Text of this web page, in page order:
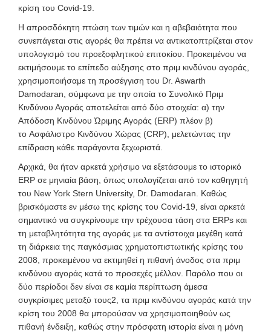
κρίση του Covid-19.
Η απροσδόκητη πτώση των τιμών και η αβεβαιότητα που
συνεπάγεται στις αγορές θα πρέπει να αντικατοπτρίζεται στον
υπολογισμό του προεξοφλητικού επιτοκίου. Προκειμένου να
εκτιμήσουμε το επίπεδο αύξησης στο πριμ κινδύνου αγοράς,
χρησιμοποιήσαμε τη προσέγγιση του Dr. Aswarth
Damodaran, σύμφωνα με την οποία το Συνολικό Πριμ
Κινδύνου Αγοράς αποτελείται από δύο στοιχεία: α) την
Απόδοση Κινδύνου Ώριμης Αγοράς (ERP) πλέον β)
το Ασφάλιστρο Κινδύνου Χώρας (CRP) , μελετώντας την
επίδραση κάθε παράγοντα ξεχωριστά.
Αρχικά, θα ήταν αρκετά χρήσιμο να εξετάσουμε το ιστορικό
ERP σε μηνιαία βάση, όπως υπολογίζεται από τον καθηγητή
του New York Stern University, Dr. Damodaran. Καθώς
βρισκόμαστε εν μέσω της κρίσης του Covid-19, είναι αρκετά
σημαντικό να συγκρίνουμε την τρέχουσα τάση στα ERPs και
τη μεταβλητότητα της αγοράς με τα αντίστοιχα μεγέθη κατά
τη διάρκεια της παγκόσμιας χρηματοπιστωτικής κρίσης του
2008, προκειμένου να εκτιμηθεί η πιθανή άνοδος στα πριμ
κινδύνου αγοράς κατά το προσεχές μέλλον. Παρόλο που οι
δύο περίοδοι δεν είναι σε καμία περίπτωση άμεσα
συγκρίσιμες μεταξύ τους2 , τα πριμ κινδύνου αγοράς κατά την
κρίση του 2008 θα μπορούσαν να χρησιμοποιηθούν ως
πιθανή ένδειξη, καθώς στην πρόσφατη ιστορία είναι η μόνη